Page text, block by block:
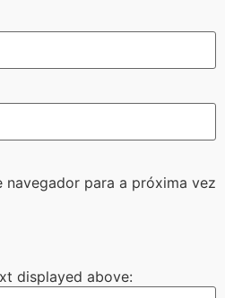
navegador para a próxima vez
displayed above: